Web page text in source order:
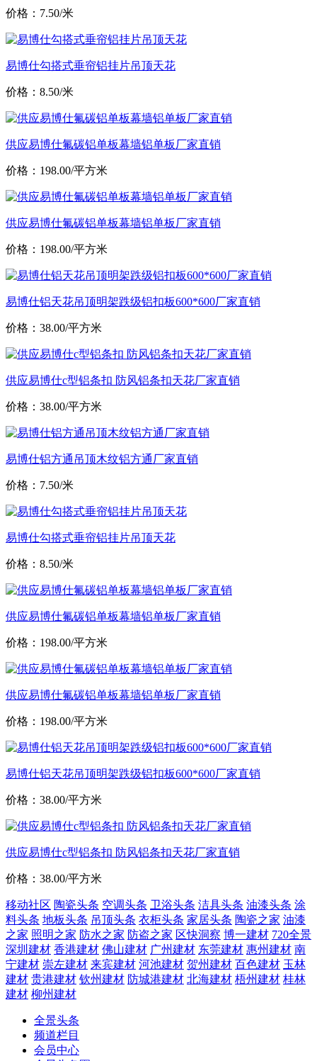
价格：7.50/米
易博仕勾搭式垂帘铝挂片吊顶天花
价格：8.50/米
供应易博仕氟碳铝单板幕墙铝单板厂家直销
价格：198.00/平方米
供应易博仕氟碳铝单板幕墙铝单板厂家直销
价格：198.00/平方米
易博仕铝天花吊顶明架跌级铝扣板600*600厂家直销
价格：38.00/平方米
供应易博仕c型铝条扣 防风铝条扣天花厂家直销
价格：38.00/平方米
易博仕铝方通吊顶木纹铝方通厂家直销
价格：7.50/米
易博仕勾搭式垂帘铝挂片吊顶天花
价格：8.50/米
供应易博仕氟碳铝单板幕墙铝单板厂家直销
价格：198.00/平方米
供应易博仕氟碳铝单板幕墙铝单板厂家直销
价格：198.00/平方米
易博仕铝天花吊顶明架跌级铝扣板600*600厂家直销
价格：38.00/平方米
供应易博仕c型铝条扣 防风铝条扣天花厂家直销
价格：38.00/平方米
移动社区 陶瓷头条 空调头条 卫浴头条 洁具头条 油漆头条 涂
料头条 地板头条 吊顶头条 衣柜头条 家居头条 陶瓷之家 油漆
之家 照明之家 防水之家 防盗之家 区快洞察 博一建材 720全景
深圳建材 香港建材 佛山建材 广州建材 东莞建材 惠州建材 南
宁建材 崇左建材 来宾建材 河池建材 贺州建材 百色建材 玉林
建材 贵港建材 钦州建材 防城港建材 北海建材 梧州建材 桂林
建材 柳州建材
全景头条
频道栏目
会员中心